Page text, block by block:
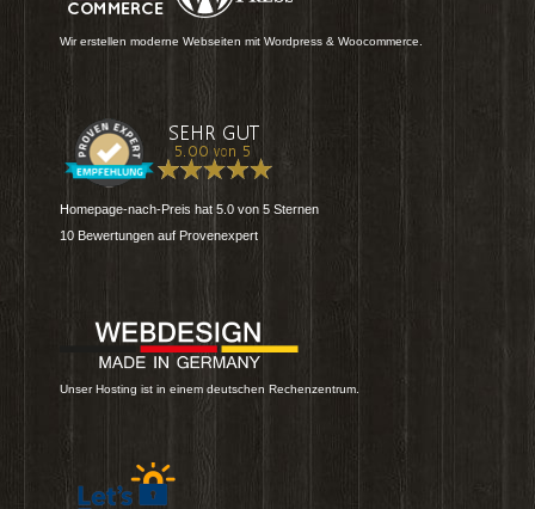
Wir erstellen moderne Webseiten mit Wordpress & Woocommerce.
Homepage-nach-Preis hat 5.0 von 5 Sternen
10 Bewertungen auf Provenexpert
Unser Hosting ist in einem deutschen Rechenzentrum.